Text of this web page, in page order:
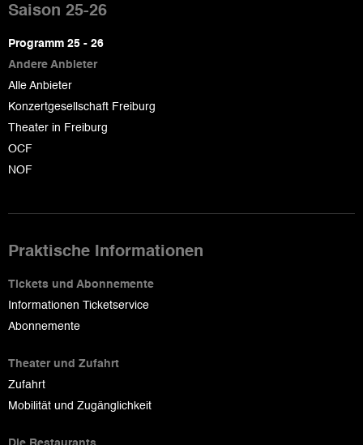
de
page
Saison 25-26
Programm 25 - 26
Andere Anbieter
Alle Anbieter
Konzertgesellschaft Freiburg
Theater in Freiburg
OCF
NOF
Praktische Informationen
Tickets und Abonnemente
Informationen Ticketservice
Abonnemente
Theater und Zufahrt
Zufahrt
Mobilität und Zugänglichkeit